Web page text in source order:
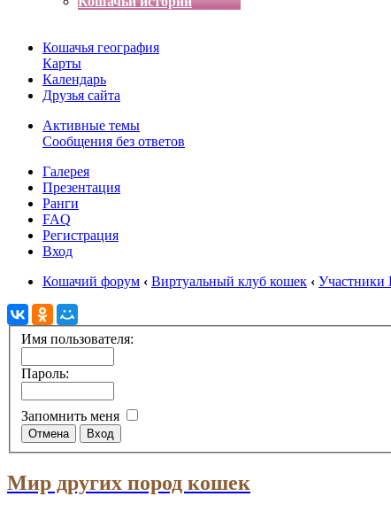
Кошачья география
Карты
Календарь
Друзья сайта
Активные темы
Сообщения без ответов
Галерея
Презентация
Ранги
FAQ
Регистрация
Вход
Кошачий форум ‹ Виртуальный клуб кошек ‹ Участники
Имя пользователя:
Пароль:
Запомнить меня
Мир других пород кошек